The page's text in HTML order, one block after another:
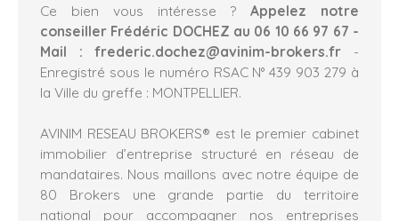
Ce bien vous intéresse ?Appelez notre
conseiller Frédéric DOCHEZ au 06 10 66 97 67 -
Mail : frederic.dochez@avinim-brokers.fr -
Enregistré sous le numéro RSAC N° 439 903 279 à
la Ville du greffe : MONTPELLIER.
AVINIM RESEAU BROKERS® est le premier cabinet
immobilier d’entreprise structuré en réseau de
mandataires. Nous maillons avec notre équipe de
80 Brokers une grande partie du territoire
national pour accompagner nos entreprises